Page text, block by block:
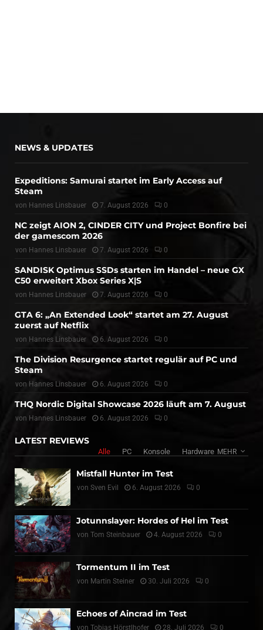
NEWS & UPDATES
Expeditions: Samurai startet im Early Access auf
Steam
von Hannes Linsbauer 7. August 2026 0
NC zeigt AION 2, CINDER CITY und Project Bonfire bei
der gamescom 2026
von Hannes Linsbauer 7. August 2026 0
SANDISK Optimus SSDs starten im Handel – neue GX
C50 erweitert Xbox Series X|S
von Hannes Linsbauer 7. August 2026 0
GTA 6: „An Extended Look“ startet am 27. August
zuerst auf Netflix
von Hannes Linsbauer 6. August 2026 0
The Division Resurgence startet regulär auf PC und
Steam
von Hannes Linsbauer 6. August 2026 0
THQ Nordic Digital Showcase 2026 läuft am 7. August
von Hannes Linsbauer 6. August 2026 0
LATEST REVIEWS
Alle PC Konsole Hardware MEHR
Mistfall Hunter im Test
von Sven Evil 6. August 2026 0
Jotunnslayer: Hordes of Hel im Test
von Tom Steinbauer 4. August 2026 0
Tormentum II im Test
von Martin Steiner 30. Juli 2026 0
Echoes of Aincrad im Test
von Tobias Hörstlhofer 28. Juli 2026 0